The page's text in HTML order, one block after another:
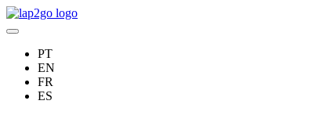
PT
EN
FR
ES